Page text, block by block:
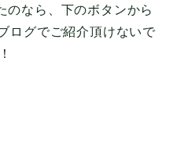
のなら、下のボタンから
ログでご紹介頂けないで